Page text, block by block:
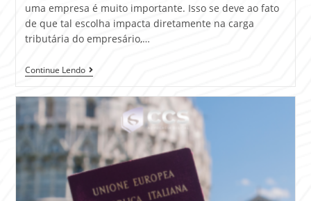
uma empresa é muito importante. Isso se deve ao fato
de que tal escolha impacta diretamente na carga
tributária do empresário,…
Continue Lendo